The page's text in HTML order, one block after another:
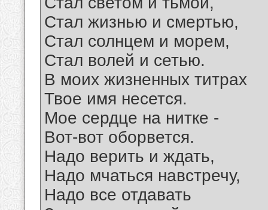
Стал жизнью и смертью,
Стал солнцем и морем,
Стал волей и сетью.
В моих жизненных титрах
Твое имя несется.
Мое сердце на нитке -
Вот-вот оборвется.
Надо верить и ждать,
Надо мчаться навстречу,
Надо все отдавать